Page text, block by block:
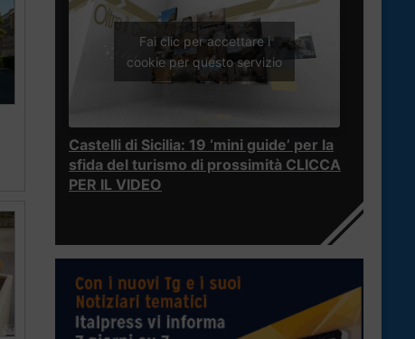
Fai clic per accettare i
cookie per questo servizio
Castelli di Sicilia: 19 ‘mini guide’ per la
sfida del turismo di prossimità CLICCA
PER IL VIDEO